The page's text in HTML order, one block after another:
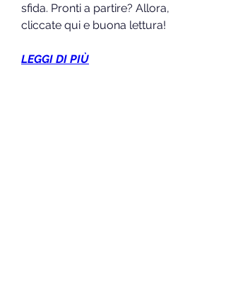
sfida. Pronti a partire? Allora,
cliccate qui e buona lettura!
LEGGI DI PIÙ